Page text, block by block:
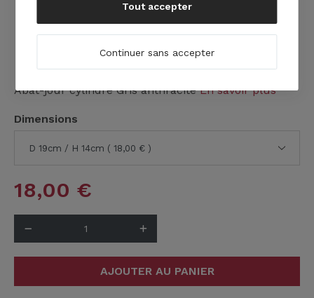
Abat-jour cylindre Gris anthraciteEn savoir plus
Dimensions
18,00 €
AJOUTER AU PANIER
Continuer sans accepter
Tout accepter